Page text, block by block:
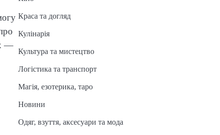
—
Краса та догляд
Кулінарія
Культура та мистецтво
Логістика та транспорт
Магія, езотерика, таро
Новини
Одяг, взуття, аксесуари та мода